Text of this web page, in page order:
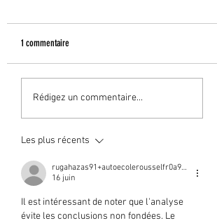
1 commentaire
Rédigez un commentaire...
Les plus récents
rugahazas91+autoecolerousselfr0a991d
16 juin
Il est intéressant de noter que l'analyse
évite les conclusions non fondées. Le